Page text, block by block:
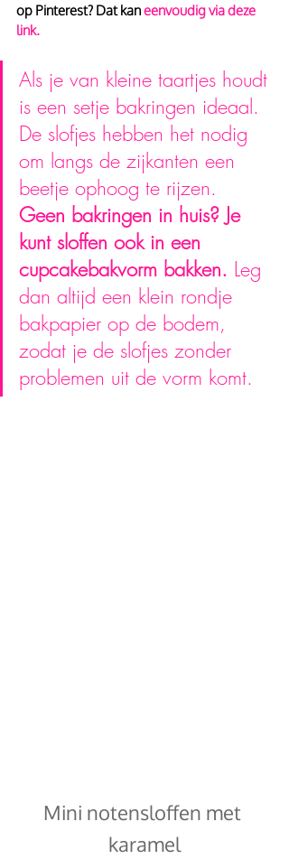
op Pinterest? Dat kan eenvoudig via deze
link.
Als je van kleine taartjes houdt
is een setje bakringen ideaal.
De slofjes hebben het nodig
om langs de zijkanten een
beetje ophoog te rijzen.
Geen bakringen in huis? Je
kunt sloffen ook in een
cupcakebakvorm bakken. Leg
dan altijd een klein rondje
bakpapier op de bodem,
zodat je de slofjes zonder
problemen uit de vorm komt.
Mini notensloffen met
karamel